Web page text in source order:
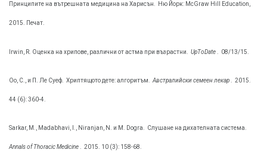
Принципите на вътрешната медицина на Харисън. Ню Йорк: McGraw Hill Education,
2015. Печат.
Irwin, R. Оценка на хрипове, различни от астма при възрастни. UpToDate 08/13/15.
Оо, С., и П. Ле Суеф. Хриптящото дете: алгоритъм. Австралийски семеен лекар 2015.
44 (6): 360-4.
Sarkar, M., Madabhavi, I., Niranjan, N. и M. Dogra. Слушане на дихателната система.
Annals of Thoracic Medicine. 2015. 10 (3): 158-68.